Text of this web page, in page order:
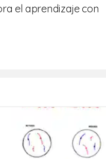
el aprendizaje con